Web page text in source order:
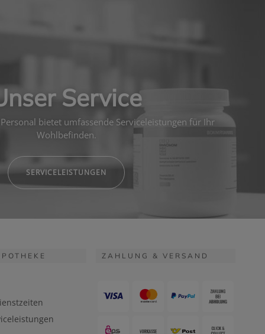
Service
bietet umfassende Serviceleistungen für Ihr
Wohlbefinden.
SERVICELEISTUNGEN
ZAHLUNG & VERSAND